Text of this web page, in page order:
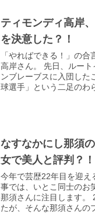
ティモンディ高岸
を決意した？！
「やればできる！」の
高岸さん。 先日、ルー
ンブレーブスに入団した
球選手」という二足のわ
なすなかにし那須
女で美人と評判？！
今年で芸歴22年目を迎え
事では、いとこ同士のお
那須さんに注目します。
たが、そんな那須さんの